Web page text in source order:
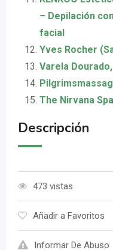
– Depilación
facial
Yves Rocher
Varela
The Nirvana Spa
Descripción
473 vistas
Añadir a Favoritos
Informar De Abuso